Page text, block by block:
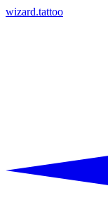
wizard.tattoo